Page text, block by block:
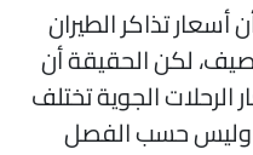
تذاكر الطيران
لكن الحقيقة أن
الجوية تختلف
حسب الفصل